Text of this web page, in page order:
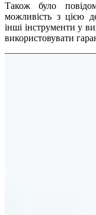
Також було
можливість з цією
інші інструменти у
використовувати